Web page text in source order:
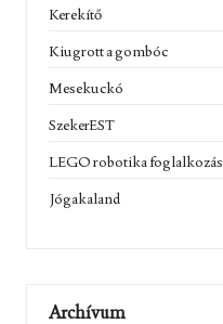
Kerekítő
Kiugrott a gombóc
Mesekuckó
SzekerEST
LEGO robotika foglalkozás
Jógakaland
Archívum